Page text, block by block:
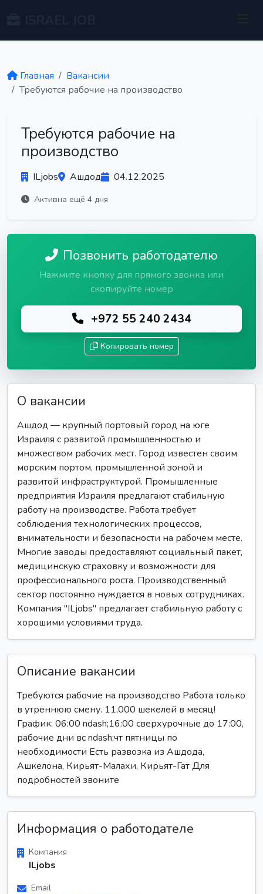
Главная
Вакансии
Требуются рабочие на производство
Требуются рабочие на
производство
ILjobs Ашдод 04.12.2025
Активна ещё 4 дня
Позвонить работодателю
Нажмите кнопку для прямого звонка или
скопируйте номер
+972 55 240 2434
Копировать номер
О вакансии
Ашдод — крупный портовый город на юге
Израиля с развитой промышленностью и
множеством рабочих мест. Город известен своим
морским портом, промышленной зоной и
развитой инфраструктурой. Промышленные
предприятия Израиля предлагают стабильную
работу на производстве. Работа требует
соблюдения технологических процессов,
внимательности и безопасности на рабочем месте.
Многие заводы предоставляют социальный пакет,
медицинскую страховку и возможности для
профессионального роста. Производственный
сектор постоянно нуждается в новых сотрудниках.
Компания "ILjobs" предлагает стабильную работу с
хорошими условиями труда.
Описание вакансии
Требуются рабочие на производство Работа только
в утреннюю смену. 11,000 шекелей в месяц!
График: 06:00 ndash;16:00 сверхурочные до 17:00,
рабочие дни вс ndash;чт пятницы по
необходимости Есть развозка из Ашдода,
Ашкелона, Кирьят-Малахи, Кирьят-Гат Для
подробностей звоните
Информация о работодателе
Компания
ILjobs
Email